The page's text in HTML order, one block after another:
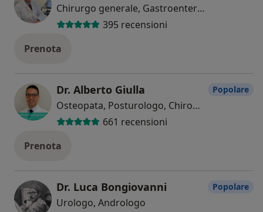
Chirurgo generale, Gastroenterologo, Proctologo
395 recensioni
Prenota
Dr. Alberto Giulla
Osteopata, Posturologo, Chiropratico
661 recensioni
Popolare
Prenota
Dr. Luca Bongiovanni
Urologo, Andrologo
Popolare